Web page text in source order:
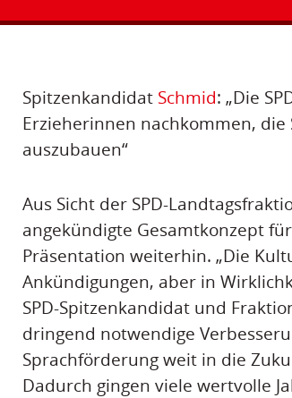
Spitzenkandidat Schmid: „Die
Erzieherinnen nachkommen,
auszubauen“
Aus Sicht der SPD-
angekündigte Gesamtkonzept
Präsentation weiterhin. „Die
Ankündigungen, aber in
SPD-Spitzenkandidat und
dringend notwendige
Sprachförderung weit in die
Dadurch gingen viele wertvolle